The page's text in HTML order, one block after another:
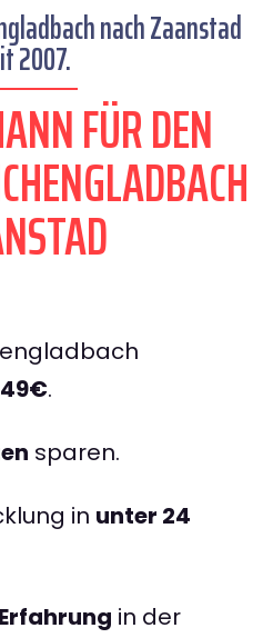
nach Zaanstad
2007.
FÜR DEN
.
sparen.
in unter 24
in der